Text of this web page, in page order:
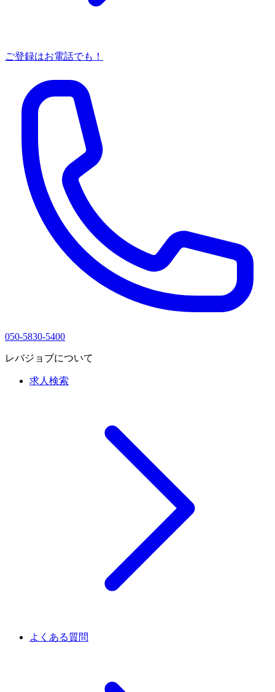
ご登録はお電話でも！
050-5830-5400
レバジョブについて
求人検索
よくある質問